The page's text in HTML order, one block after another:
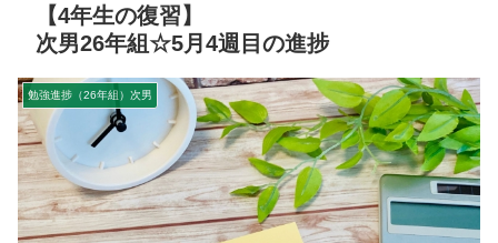
【4年生の復習】
次男26年組☆5月4週目の進捗
勉強進捗（26年組）次男